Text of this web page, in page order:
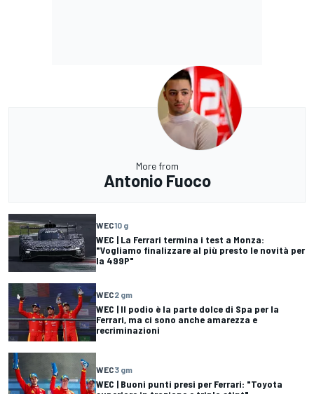
More from
Antonio Fuoco
WEC10 g
WEC | La Ferrari termina i test a Monza:
"Vogliamo finalizzare al più presto le novità per
la 499P"
WEC2 gm
WEC | Il podio è la parte dolce di Spa per la
Ferrari, ma ci sono anche amarezza e
recriminazioni
WEC3 gm
WEC | Buoni punti presi per Ferrari: "Toyota